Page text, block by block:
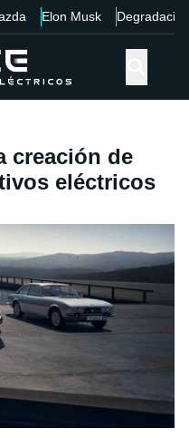
Elon Musk Degradación
creación de
eléctricos